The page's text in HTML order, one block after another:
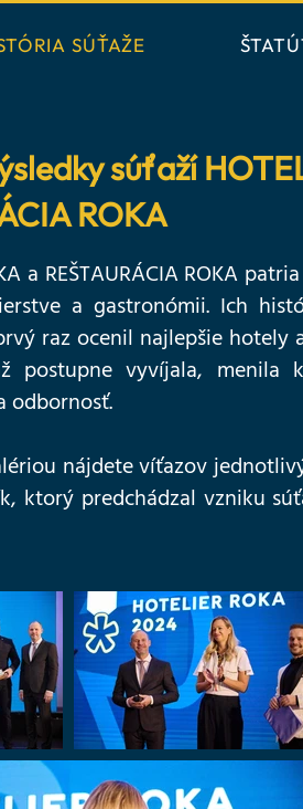
SÚŤAŽE
súťaží
ROKA
a REŠTAURÁCIA ROKA
a gastronómii. Ich
raz ocenil najlepšie hotely
postupne vyvíjala,
odbornosť.
nájdete víťazov
ktorý predchádzal vzniku